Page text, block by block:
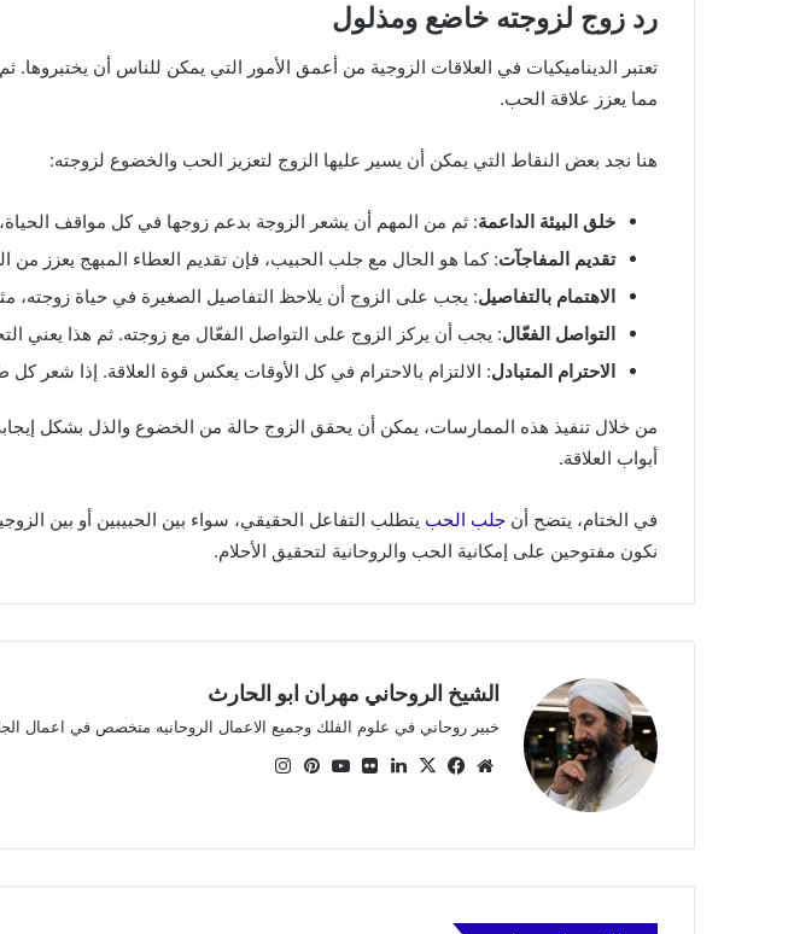
رد زوج لزوجته خاضع ومذلول
تعتبر الديناميكيات في العلاقات الزوجية من أعمق الأمور التي يمكن للناس أن
مما يعزز علاقة الحب.
هنا نجد بعض النقاط التي يمكن أن يسير عليها الزوج لتعزيز الحب والخضوع لزوجته:
خلق البيئة الداعمة: ثم من المهم أن يشعر الزوجة بدعم زوجها في كل مواقف
تقديم المفاجآت: كما هو الحال مع جلب الحبيب، فإن تقديم العطاء المبهج يعزز من
الاهتمام بالتفاصيل: يجب على الزوج أن يلاحظ التفاصيل الصغيرة في حياة زوجته،
التواصل الفعّال: يجب أن يركز الزوج على التواصل الفعّال مع زوجته. ثم هذا يعني
الاحترام المتبادل: الالتزام بالاحترام في كل الأوقات يعكس قوة العلاقة. إذا شعر كل
من خلال تنفيذ هذه الممارسات، يمكن أن يحقق الزوج حالة من الخضوع والذل بشكل
أبواب العلاقة.
في الختام، يتضح أن جلب الحب يتطلب التفاعل الحقيقي، سواء بين الحبيبين أو بين
نكون مفتوحين على إمكانية الحب والروحانية لتحقيق الأحلام.
الشيخ الروحاني مهران ابو الحارث
خبير روحاني في علوم الفلك وجميع الاعمال الروحانيه متخصص في اعمال
موقعفيسبوك
X لينكدإن
صور يوتيوببينتيريست